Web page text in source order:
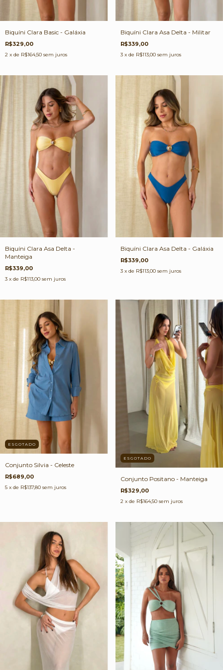
Biquíni Clara Basic - Galáxia
R$329,00
2 x de R$164,50 sem juros
Biquíni Clara Asa Delta - Militar
R$339,00
3 x de R$113,00 sem juros
Biquíni Clara Asa Delta -
Manteiga
R$339,00
3 x de R$113,00 sem juros
Biquíni Clara Asa Delta - Galáxia
R$339,00
3 x de R$113,00 sem juros
ESGOTADO
Conjunto Silvia - Celeste
R$689,00
5 x de R$137,80 sem juros
ESGOTADO
Conjunto Positano - Manteiga
R$329,00
2 x de R$164,50 sem juros